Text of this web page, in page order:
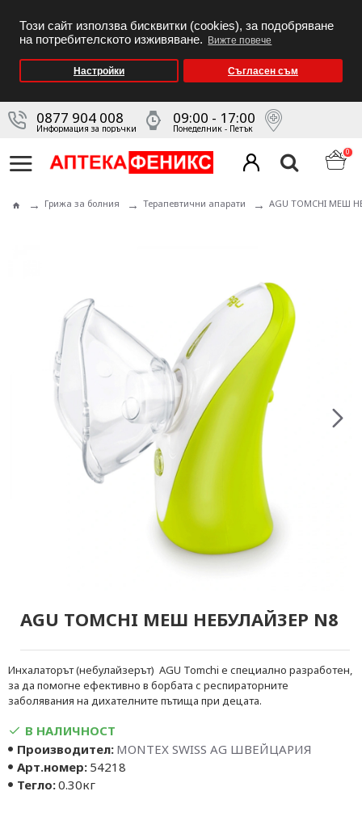
Този сайт използва бисквитки (cookies), за подобряване
на потребителското изживяване.
Вижте повече
Настройки Съгласен съм
0877 904 008
Информация за поръчки
09:00 - 17:00
Понеделник - Петък
0
Грижа за болния Терапевтични апарати AGU TOMCHI МЕШ
AGU TOMCHI МЕШ НЕБУЛАЙЗЕР N8
В НАЛИЧНОСТ
Производител: MONTEX SWISS AG ШВЕЙЦАРИЯ
Арт.номер: 54218
Тегло:0.30кг
Инхалаторът (небулайзерът) AGU Tomchi е специално разработен,
за да помогне ефективно в борбата с респираторните
заболявания на дихателните пътища при децата.